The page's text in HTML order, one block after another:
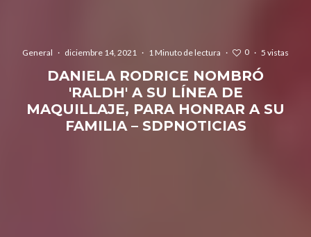
General · diciembre 14, 2021 · 1 Minuto de lectura · 0 · 5 vistas
DANIELA RODRICE NOMBRÓ
'RALDH' A SU LÍNEA DE
MAQUILLAJE, PARA HONRAR A SU
FAMILIA – SDPNOTICIAS